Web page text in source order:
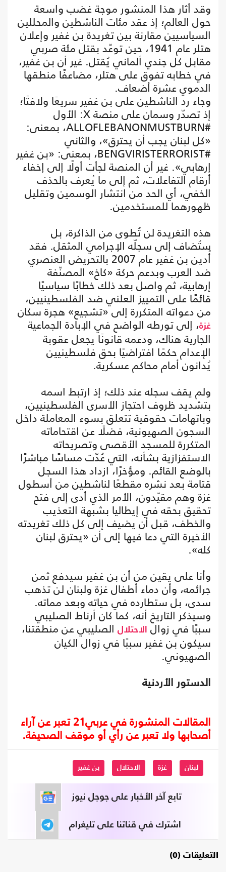
وقد أثار هذا المنشور موجة غضب واسعة
حول العالم؛ إذ عقد مئات الناشطين والمحللين
السياسيين مقارنة بين تغريدة بن غفير وإعلان
هتلر عام 1941، حين توعّد بقتل مئة صربي
مقابل كل جندي ألماني يُقتل. غير أن بن غفير،
في خطابه تفوق على هتلر، مضاعفًا منطقها
الدموي عشرة أضعاف.
وجاء رد الناشطين على بن غفير سريعًا ولافتًا؛
إذ تصدّر وسمان على منصة X: الأول
#ALLOFLEBANONMUSTBURN، بمعنى:
«كل لبنان يجب أن يحترق»، والثاني
#BENGVIRISTERRORIST، بمعنى: «بن غفير
إرهابي». غير أن المنصة لجأت أولًا إلى إخفاء
أرقام التفاعلات، ثم إلى ما يُعرف بالحذف
الخفي، أي الحد من انتشار الوسمين وتقليل
ظهورهما للمستخدمين.
هذه التغريدة لن تُطوى من الذاكرة، بل
ستُضاف إلى سجلّه الإجرامي المثقل. فقد
أُدين بن غفير عام 2007 بالتحريض العنصري
ضد العرب وبدعم حركة «كاخ» المصنّفة
إرهابية، ثم واصل بعد ذلك خطابًا سياسيًا
قائمًا على التمييز العلني ضد الفلسطينيين،
من دعواته المتكررة إلى «تشجيع» هجرة سكان
غزة، إلى تورطه الواضح في الإبادة الجماعية
الجارية هناك، ودعمه قانونًا يجعل عقوبة
الإعدام حكمًا افتراضيًا بحق فلسطينيين
يُدانون أمام محاكم عسكرية.
ولم يقف سجله عند ذلك؛ إذ ارتبط اسمه
بتشديد ظروف احتجاز الأسرى الفلسطينيين،
وباتهامات حقوقية تتعلق بسوء المعاملة داخل
السجون الصهيونية، فضلًا عن اقتحاماته
المتكررة للمسجد الأقصى وتصريحاته
الاستفزازية بشأنه، التي عُدّت مساسًا مباشرًا
بالوضع القائم. ومؤخرًا، ازداد هذا السجل
قتامة بعد نشره مقطعًا لناشطين من أسطول
غزة وهم مقيّدون، الأمر الذي أدى إلى فتح
تحقيق بحقه في إيطاليا بشبهة التعذيب
والخطف، قبل أن يضيف إلى كل ذلك تغريدته
الأخيرة التي دعا فيها إلى أن «يحترق لبنان
كله».
وأنا على يقين من أن بن غفير سيدفع ثمن
جرائمه، وأن دماء أطفال غزة ولبنان لن تذهب
سدى، بل ستطارده في حياته وبعد مماته.
وسيذكر التاريخ أنه، كما كان أرناط الصليبي
سببًا في زوال الاحتلال الصليبي عن منطقتنا،
سيكون بن غفير سببًا في زوال الكيان
الصهيوني.
الدستور الأردنية
المقالات المنشورة في عربي21 تعبر عن آراء
أصحابها ولا تعبر عن رأي أو موقف الصحيفة.
لبنان غزة الاحتلال بن غفير
تابع آخر الأخبار على جوجل نيوز
اشترك في قناتنا على تليغرام
التعليقات (0)